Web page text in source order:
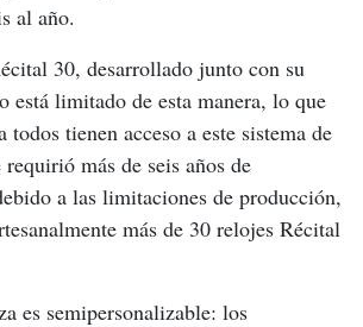
al año.
30, desarrollado junto con su
está limitado de esta manera, lo que
todos tienen acceso a este sistema de
más de seis años de
a las limitaciones de producción,
más de 30 relojes Récital
es semipersonalizable: los